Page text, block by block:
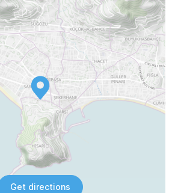
Get directions